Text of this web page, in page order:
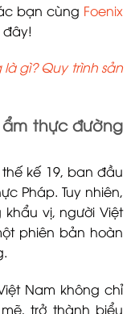
bạn cùng Foenix
đây!
gì? Quy trình sản
ẩm thực đường
kế 19, ban đầu
Pháp. Tuy nhiên,
vị, người Việt
phiên bản hoàn
Nam không chỉ
trở thành biểu